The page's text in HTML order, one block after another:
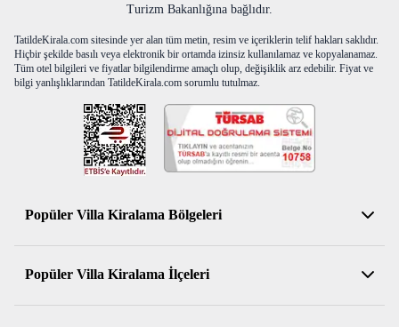
Turizm Bakanlığına bağlıdır.
TatildeKirala.com sitesinde yer alan tüm metin, resim ve içeriklerin telif hakları saklıdır.
Hiçbir şekilde basılı veya elektronik bir ortamda izinsiz kullanılamaz ve kopyalanamaz.
Tüm otel bilgileri ve fiyatlar bilgilendirme amaçlı olup, değişiklik arz edebilir. Fiyat ve
bilgi yanlışlıklarından TatildeKirala.com sorumlu tutulmaz.
Popüler Villa Kiralama Bölgeleri
Antalya Kiralık Villa
Muğla Kiralık Villa
Aydın Kiralık Villa
Popüler Villa Kiralama İlçeleri
Kemer Kiralık Villa